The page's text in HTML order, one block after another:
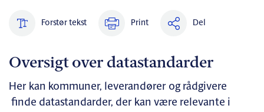
Forstør tekst Print Del
Oversigt over datastandarder
Her kan kommuner, leverandører og rådgivere
finde datastandarder, der kan være relevante i